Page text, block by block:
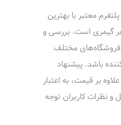
معتبر با بهترین
گیمری است. بررسی و
مختلف
باشد. پیشنهاد
بر قیمت، به اعتبار
نظرات کاربران توجه